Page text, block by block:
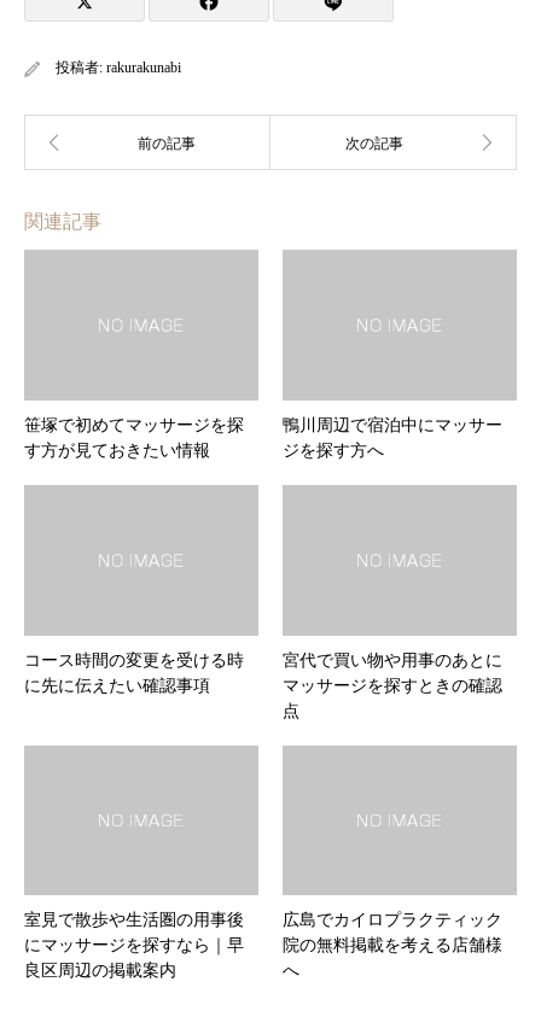
投稿者: rakurakunabi
関連記事
笹塚で初めてマッサージを探
す方が見ておきたい情報
鴨川周辺で宿泊中にマッサー
ジを探す方へ
コース時間の変更を受ける時
に先に伝えたい確認事項
宮代で買い物や用事のあとに
マッサージを探すときの確認
点
室見で散歩や生活圏の用事後
にマッサージを探すなら｜早
良区周辺の掲載案内
広島でカイロプラクティック
院の無料掲載を考える店舗様
へ